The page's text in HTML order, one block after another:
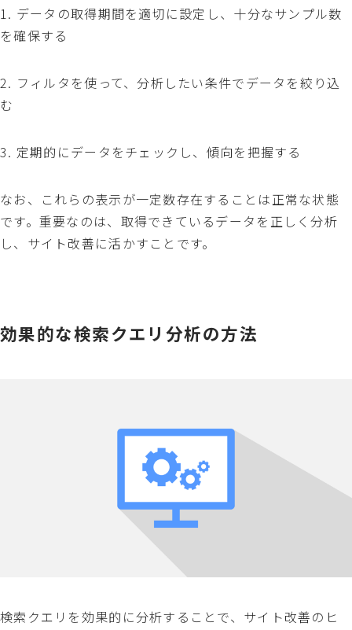
1. データの取得期間を適切に設定し、十分なサンプル数
を確保する
2. フィルタを使って、分析したい条件でデータを絞り込
む
3. 定期的にデータをチェックし、傾向を把握する
なお、これらの表示が一定数存在することは正常な状態
です。重要なのは、取得できているデータを正しく分析
し、サイト改善に活かすことです。
効果的な検索クエリ分析の方法
検索クエリを効果的に分析することで、サイト改善のヒ